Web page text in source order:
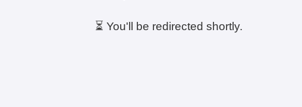
⏳ You'll be redirected shortly.